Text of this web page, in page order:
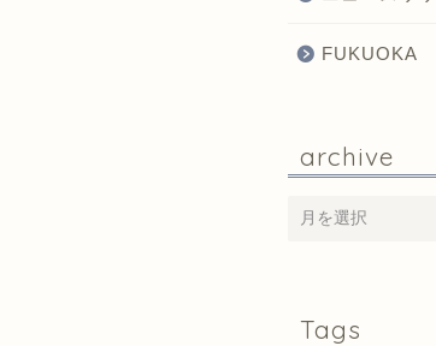
FUKUOKA
archive
Tags